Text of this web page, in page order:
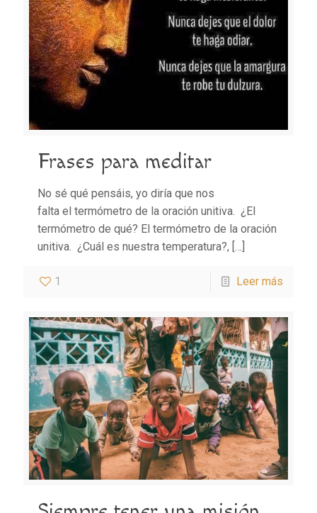
Frases para meditar
No sé qué pensáis, yo diría que nos
falta el termómetro de la oración unitiva. ¿El
termómetro de qué? El termómetro de la oración
unitiva. ¿Cuál es nuestra temperatura?, […]
1 Leer más